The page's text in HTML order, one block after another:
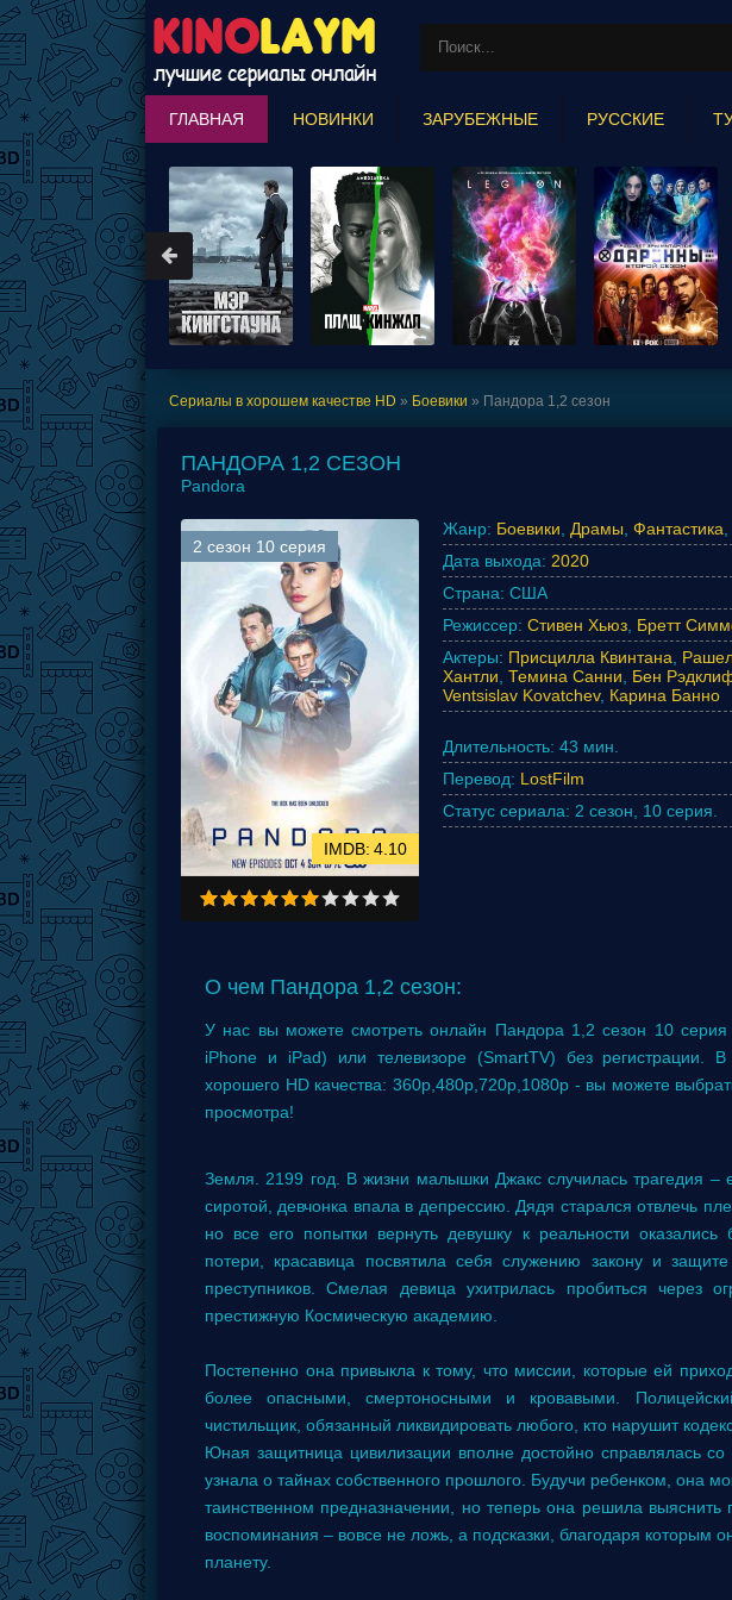
Сериалы в хорошем качестве HD » Боевики » Пандора 1,2 сезон
ПАНДОРА 1,2 СЕЗОН
Pandora
2 сезон 10 серия
4.10
Жанр: Боевики Драмы Фантастика
Дата выхода: 2020
Страна: США
Режиссер: Стивен Хьюз Бретт
Актеры: Присцилла Квинтана
Хантли Темина Санни Бен
Ventsislav Kovatchev, Карина Банно
Длительность: 43 мин.
Перевод: LostFilm
Статус сериала: 2 сезон, 10 серия.
О чем Пандора 1,2 сезон:
У нас вы можете смотреть онлайн Пандора 1,2 сезон 10
iPhone и iPad) или телевизоре (SmartTV) без регистрации.
хорошего HD качества: 360p,480p,720p,1080p - вы можете
просмотра!
Земля. 2199 год. В жизни малышки Джакс случилась трагедия –
сиротой, девчонка впала в депрессию. Дядя старался отвлечь
но все его попытки вернуть девушку к реальности
потери, красавица посвятила себя служению закону и
преступников. Смелая девица ухитрилась пробиться через
престижную Космическую академию.
Постепенно она привыкла к тому, что миссии, которые ей
более опасными, смертоносными и кровавыми.
чистильщик, обязанный ликвидировать любого, кто нарушит
Юная защитница цивилизации вполне достойно справлялась
узнала о тайнах собственного прошлого. Будучи ребенком, она
таинственном предназначении, но теперь она решила
воспоминания – вовсе не ложь, а подсказки, благодаря которым
планету.
ГЛАВНАЯ НОВИНКИ ЗАРУБЕЖНЫЕ РУССКИЕ
MARVEL COMICS